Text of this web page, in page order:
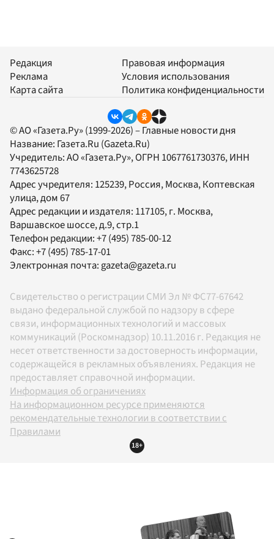
Редакция
Реклама
Карта сайта
Правовая информация
Условия использования
Политика конфиденциальности
© АО «Газета.Ру» (1999-2026) – Главные новости дня
Название: Газета.Ru (Gazeta.Ru)
Учредитель:АО «Газета.Ру», ОГРН 1067761730376, ИНН
7743625728
Адрес учредителя: 125239, Россия, Москва, Коптевская
улица, дом 67
Адрес редакции и издателя: 117105, г. Москва,
Варшавское шоссе, д.9, стр.1
Телефон редакции:+7 (495) 785-00-12
Факс:+7 (495) 785-17-01
Электронная почта:gazeta@gazeta.ru
Свидетельство о регистрации СМИ Эл № ФС77-67642
выдано федеральной службой по надзору в сфере
связи, информационных технологий и массовых
коммуникаций (Роскомнадзор) 10.11.2016 г. Редакция не
несет ответственности за достоверность информации,
содержащейся в рекламных объявлениях. Редакция не
предоставляет справочной информации.
Информация об ограничениях
На информационном ресурсе применяются
рекомендательные технологии в соответствии с
Правилами
18+